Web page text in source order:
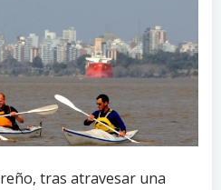
tras atravesar una